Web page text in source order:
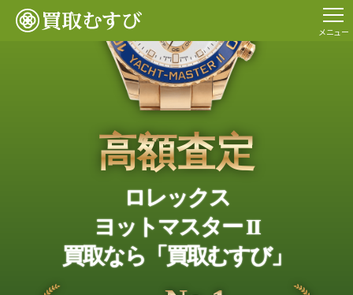
メニュー
高額査定
ロレックス
ヨットマスター II
買取なら「買取むすび」